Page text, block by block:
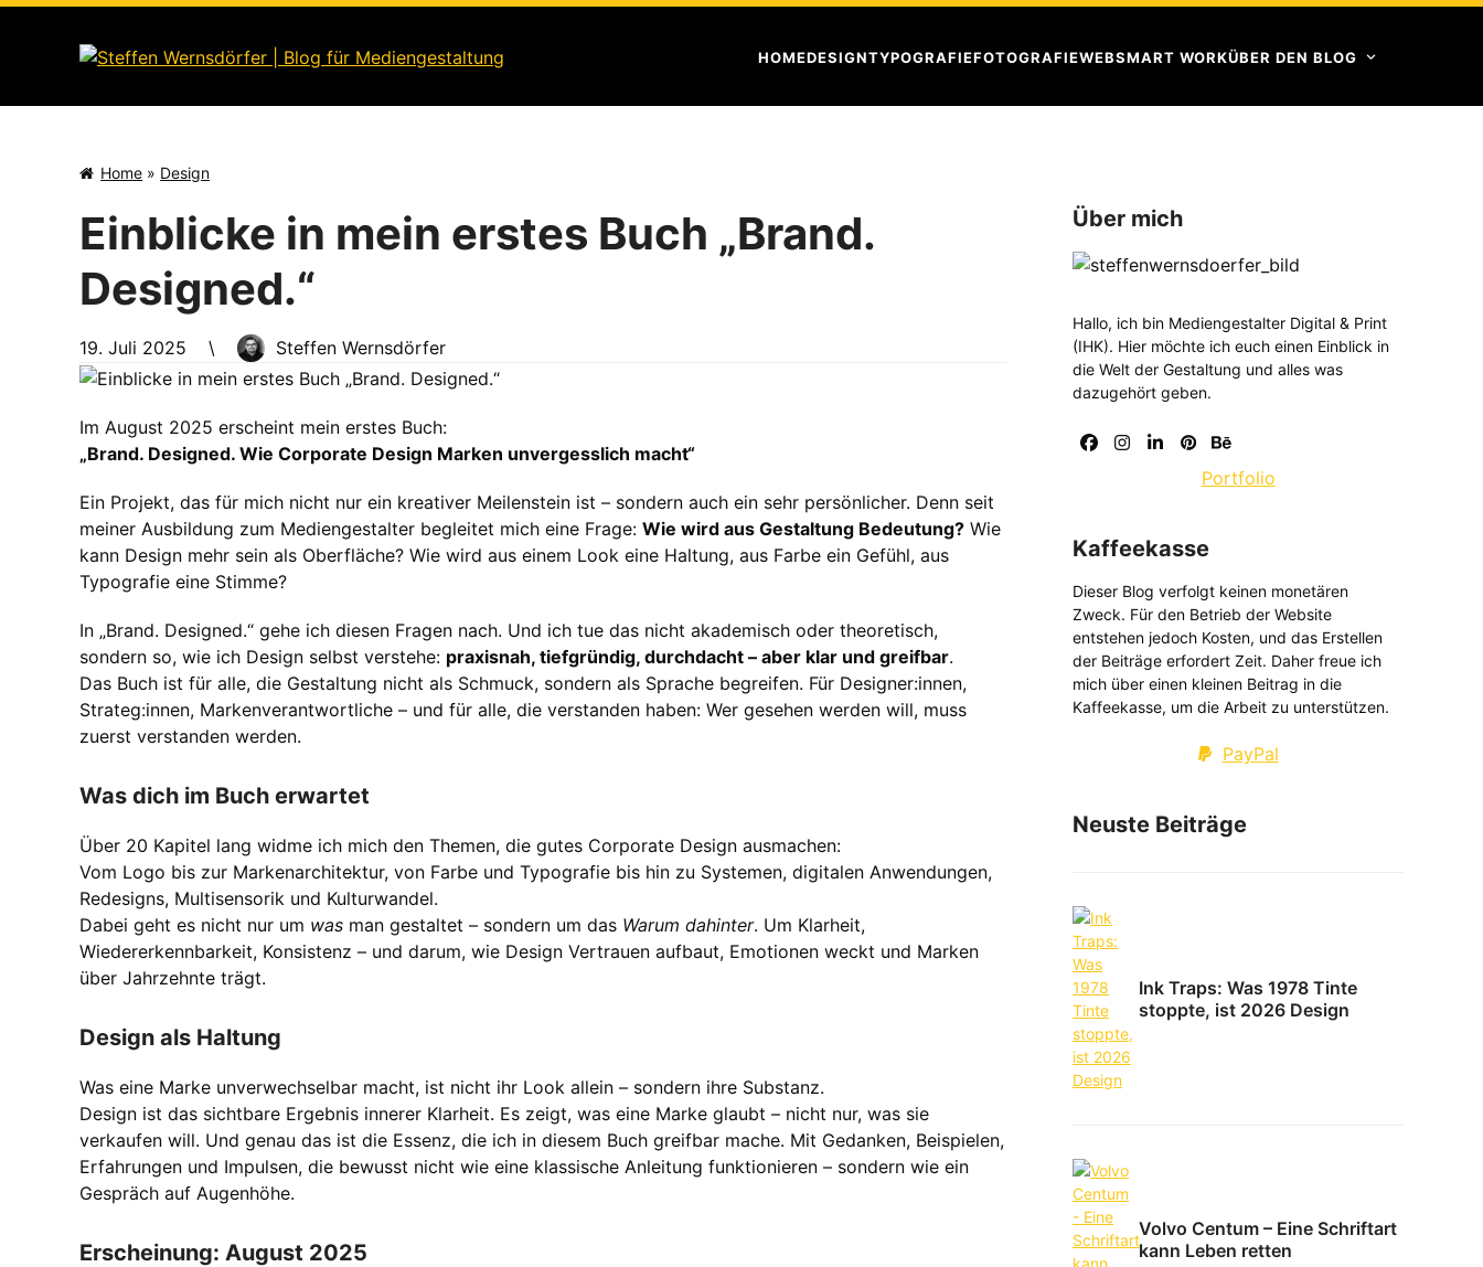
Skip
HOMEDESIGNTYPOGRAFIEFOTOGRAFIEWEBSMART WORKÜBER DEN BLOG
Home » Design
Einblicke in mein erstes Buch „Brand.
Designed.“
19. Juli 2025 \ Steffen Wernsdörfer
Im August 2025 erscheint mein erstes Buch:
„Brand. Designed. Wie Corporate Design Marken unvergesslich macht“
Ein Projekt, das für mich nicht nur ein kreativer Meilenstein ist – sondern auch ein sehr persönlicher. Denn seit
meiner Ausbildung zum Mediengestalter begleitet mich eine Frage: Wie wird aus Gestaltung Bedeutung? Wie
kann Design mehr sein als Oberfläche? Wie wird aus einem Look eine Haltung, aus Farbe ein Gefühl, aus
Typografie eine Stimme?
In „Brand. Designed.“ gehe ich diesen Fragen nach. Und ich tue das nicht akademisch oder theoretisch,
sondern so, wie ich Design selbst verstehe: praxisnah, tiefgründig, durchdacht – aber klar und greifbar.
Das Buch ist für alle, die Gestaltung nicht als Schmuck, sondern als Sprache begreifen. Für Designer:innen,
Strateg:innen, Markenverantwortliche – und für alle, die verstanden haben: Wer gesehen werden will, muss
zuerst verstanden werden.
Was dich im Buch erwartet
Über 20 Kapitel lang widme ich mich den Themen, die gutes Corporate Design ausmachen:
Vom Logo bis zur Markenarchitektur, von Farbe und Typografie bis hin zu Systemen, digitalen Anwendungen,
Redesigns, Multisensorik und Kulturwandel.
Dabei geht es nicht nur um was man gestaltet – sondern um das Warum dahinter. Um Klarheit,
Wiedererkennbarkeit, Konsistenz – und darum, wie Design Vertrauen aufbaut, Emotionen weckt und Marken
über Jahrzehnte trägt.
Design als Haltung
Was eine Marke unverwechselbar macht, ist nicht ihr Look allein – sondern ihre Substanz.
Design ist das sichtbare Ergebnis innerer Klarheit. Es zeigt, was eine Marke glaubt – nicht nur, was sie
verkaufen will. Und genau das ist die Essenz, die ich in diesem Buch greifbar mache. Mit Gedanken, Beispielen,
Erfahrungen und Impulsen, die bewusst nicht wie eine klassische Anleitung funktionieren – sondern wie ein
Gespräch auf Augenhöhe.
Erscheinung: August 2025
Über mich
Hallo, ich bin Mediengestalter Digital & Print
(IHK). Hier möchte ich euch einen Einblick in
die Welt der Gestaltung und alles was
dazugehört geben.
Facebook
Instagram
LinkedIn
PinterestBehance
Portfolio
Kaffeekasse
Dieser Blog verfolgt keinen monetären
Zweck. Für den Betrieb der Website
entstehen jedoch Kosten, und das Erstellen
der Beiträge erfordert Zeit. Daher freue ich
mich über einen kleinen Beitrag in die
Kaffeekasse, um die Arbeit zu unterstützen.
PayPal
Neuste Beiträge
Ink Traps: Was 1978 Tinte
stoppte, ist 2026 Design
Volvo Centum – Eine Schriftart
kann Leben retten